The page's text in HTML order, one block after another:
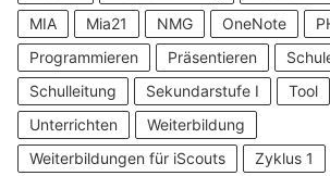
MIA
Mia21 NMG OneNote
Programmieren
Präsentieren
Schulleitung
Sekundarstufe I Tool
Unterrichten
Weiterbildung
Weiterbildungen für iScouts
Zyklus 1